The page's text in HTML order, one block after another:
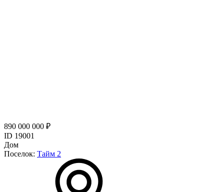
890 000 000 ₽
ID 19001
Дом
Поселок: Тайм 2